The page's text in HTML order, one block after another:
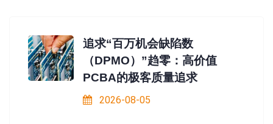
追求“百万机会缺陷数
（DPMO）”趋零：高价值
PCBA的极客质量追求
2026-08-05